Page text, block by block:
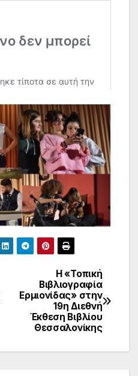
Η «Τοπική
Βιβλιογραφία
Ερμιονίδας» στην
19η Διεθνή
Έκθεση Βιβλίου
Θεσσαλονίκης